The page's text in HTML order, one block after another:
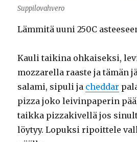
Suppilovahvero
Lämmitä uuni 250C
Kauli taikina ohkaiseksi,
mozzarella raaste ja tämän
salami, sipuli ja cheddar
pizza joko leivinpaperin
taikka pizzakivellä jos
löytyy. Lopuksi ripoittele